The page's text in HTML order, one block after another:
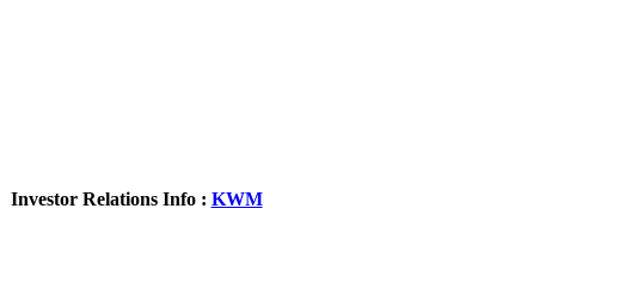
Investor Relations Info : KWM